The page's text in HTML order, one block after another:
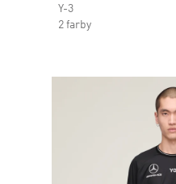
Y-3
2 farby